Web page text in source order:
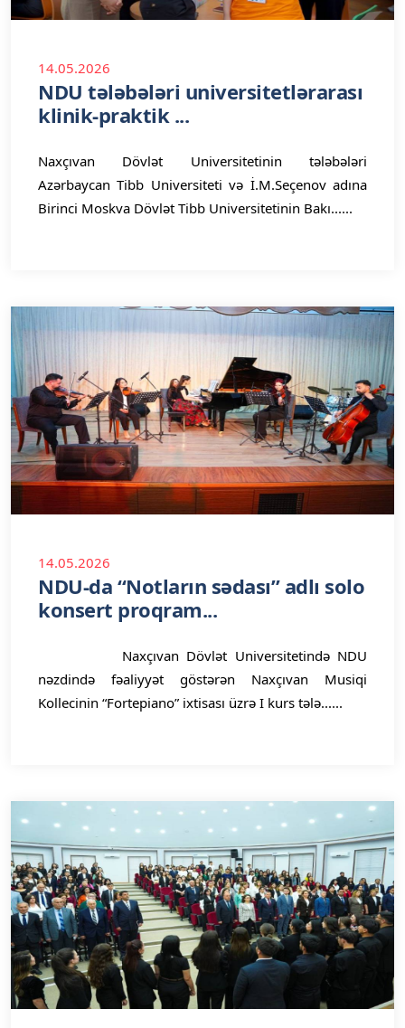
14.05.2026
NDU tələbələri universitetlərarası
klinik-praktik ...
Naxçıvan Dövlət Universitetinin tələbələri
Azərbaycan Tibb Universiteti və İ.M.Seçenov adına
Birinci Moskva Dövlət Tibb Universitetinin Bakı......
14.05.2026
NDU-da “Notların sədası” adlı solo
konsert proqram...
Naxçıvan Dövlət Universitetində NDU
nəzdində fəaliyyət göstərən Naxçıvan Musiqi
Kollecinin “Fortepiano” ixtisası üzrə I kurs tələ......